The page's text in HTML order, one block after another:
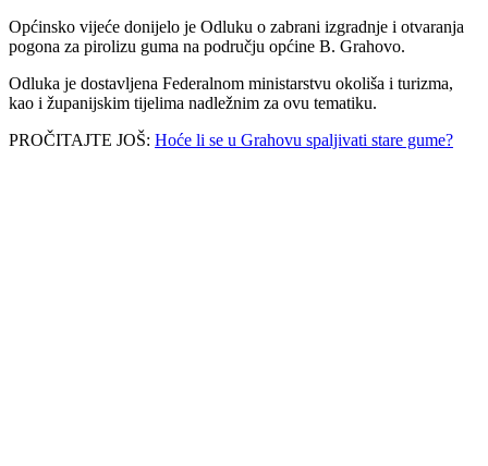
Općinsko vijeće donijelo je Odluku o zabrani izgradnje i otvaranja
pogona za pirolizu guma na području općine B. Grahovo.
Odluka je dostavljena Federalnom ministarstvu okoliša i turizma,
kao i županijskim tijelima nadležnim za ovu tematiku.
PROČITAJTE JOŠ: Hoće li se u Grahovu spaljivati stare gume?